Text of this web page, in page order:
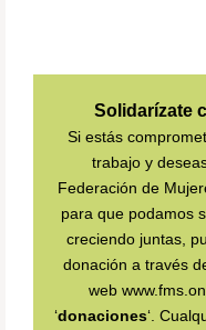
Solidarízate
Si estás
trabajo y
Federación de
para que podamos
creciendo juntas,
donación a través
web
‘donaciones‘.